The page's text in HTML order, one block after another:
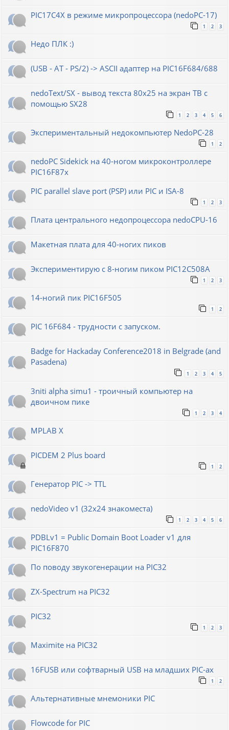
PIC17C4X в режиме микропроцессора (nedoPC-17)
1 2 3
Недо ПЛК :)
(USB - AT - PS/2) -> ASCII адаптер на PIC16F684/688
nedoText/SX - вывод текста 80x25 на экран ТВ с
помощью SX28
1 2 3 4 5 6
Экспериментальный недокомпьютер NedoPC-28
1 2
nedoPC Sidekick на 40-ногом микроконтроллере
PIC16F87x
PIC parallel slave port (PSP) или PIC и ISA-8
1 2 3
Плата центрального недопроцессора nedoCPU-16
Макетная плата для 40-ногих пиков
Экспериментирую с 8-ногим пиком PIC12C508A
1 2 3
14-ногий пик PIC16F505
1 2
PIC 16F684 - трудности с запуском.
Badge for Hackaday Conference2018 in Belgrade (and
Pasadena)
1 2 3 4 5
3niti alpha simu1 - троичный компьютер на
двоичном пике
1 2 3 4
MPLAB X
PICDEM 2 Plus board
1 2
Генератор РIС -> TTL
nedoVideo v1 (32x24 знакоместа)
1 2 3 4 5 6
PDBLv1 = Public Domain Boot Loader v1 для
PIC16F870
По поводу звукогенерации на PIC32
ZX-Spectrum на PIC32
PIC32
1 2 3
Maximite на PIC32
16FUSB или софтварный USB на младших PIC-ах
1 2
Альтернативные мнемоники PIC
Flowcode for PIC